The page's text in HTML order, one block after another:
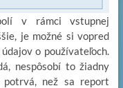
v rámci vstupnej
je možné si vopred
o používateľoch.
nespôsobí to žiadny
než sa report